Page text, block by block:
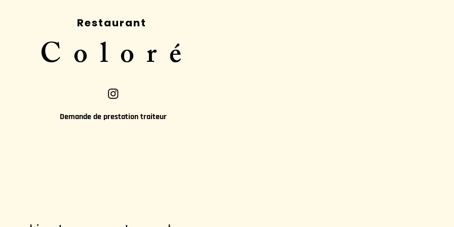
Restaurant
Coloré
Demande de prestation traiteur